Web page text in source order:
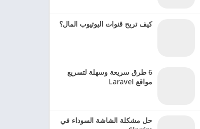
كيف تربح قنوات اليوتيوب المال؟
6 طرق سريعة وسهلة لتسريع
مواقع Laravel
حل مشكلة الشاشة السوداء في